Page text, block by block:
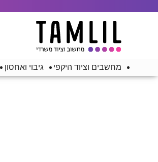
מחשבים וציוד היקפי גיבוי ואחסון